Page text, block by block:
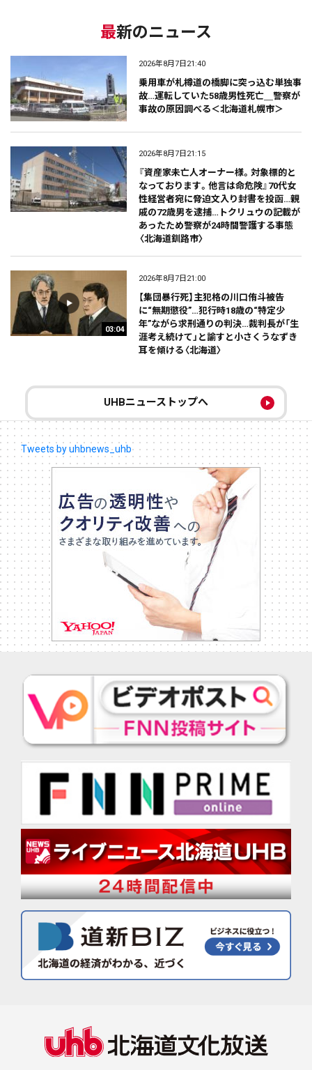
最新のニュース
2026年8月7日21:40
乗用車が札樽道の橋脚に突っ込む単独事
故…運転していた58歳男性死亡＿警察が
事故の原因調べる＜北海道札幌市＞
2026年8月7日21:15
『資産家未亡人オーナー様。対象標的と
なっております。他言は命危険』70代女
性経営者宛に脅迫文入り封書を投函…親
戚の72歳男を逮捕…トクリュウの記載が
あったため警察が24時間警護する事態
〈北海道釧路市〉
03:04
2026年8月7日21:00
【集団暴行死】主犯格の川口侑斗被告
に“無期懲役”…犯行時18歳の“特定少
年”ながら求刑通りの判決…裁判長が「生
涯考え続けて」と諭すと小さくうなずき
耳を傾ける〈北海道〉
UHBニューストップへ
Tweets by uhbnews_uhb